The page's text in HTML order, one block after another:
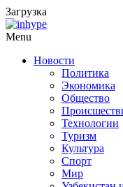
Загрузка
Menu
Новости
Политика
Экономика
Общество
Технологии
Туризм
Культура
Спорт
Мир